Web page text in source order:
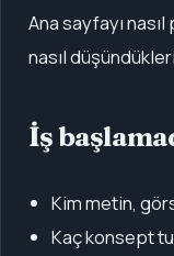
Ana sayfayı nasıl
nasıl
İş
Kim metin,
Kaç konsept